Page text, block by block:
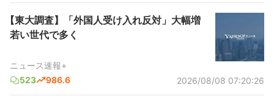
【東大調査】「外国人受け入れ反対」大幅増
若い世代で多く
ニュース速報+
523
986.6 2026/08/08 07:20:26